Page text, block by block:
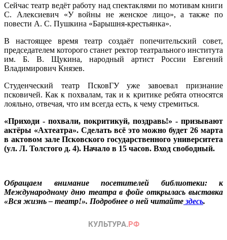
Сейчас театр ведёт работу над спектаклями по мотивам книги
С. Алексиевич «У войны не женское лицо», а также по
повести А. С. Пушкина «Барышня-крестьянка».
В настоящее время театр создаёт попечительский совет,
председателем которого станет ректор театрального института
им. Б. В. Щукина, народный артист России Евгений
Владимирович Князев.
Студенческий театр ПсковГУ уже завоевал признание
псковичей. Как к похвалам, так и к критике ребята относятся
лояльно, отвечая, что им всегда есть, к чему стремиться.
«Приходи - похвали, покритикуй, поздравь!» - призывают
актёры «Ахтеатра». Сделать всё это можно будет 26 марта
в актовом зале Псковского государственного университета
(ул. Л. Толстого д. 4). Начало в 15 часов. Вход свободный.
Обращаем внимание посетителей библиотеки: к
Международному дню театра в фойе открылась выставка
«Вся жизнь – театр!». Подробнее о ней читайте здесь.